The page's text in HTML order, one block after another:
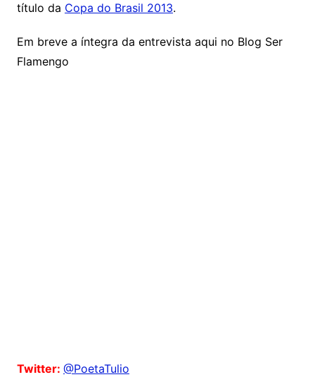
título da Copa do Brasil 2013.
Em breve a íntegra da entrevista aqui no Blog Ser
Flamengo
Twitter: @PoetaTulio